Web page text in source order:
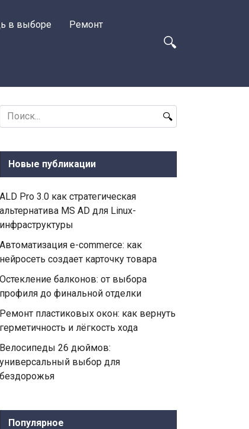
в выборе Ремонт
Search
for:
Новые публикации
ALD Pro 3.0 как стратегическая
альтернатива MS AD для Linux-
инфраструктуры
Автоматизация e-commerce: как
нейросеть создает карточку товара
Остекление балконов: от выбора
профиля до финальной отделки
Ремонт пластиковых окон: как вернуть
герметичность и лёгкость хода
Велосипеды 26 дюймов:
универсальный выбор для
бездорожья
Популярное